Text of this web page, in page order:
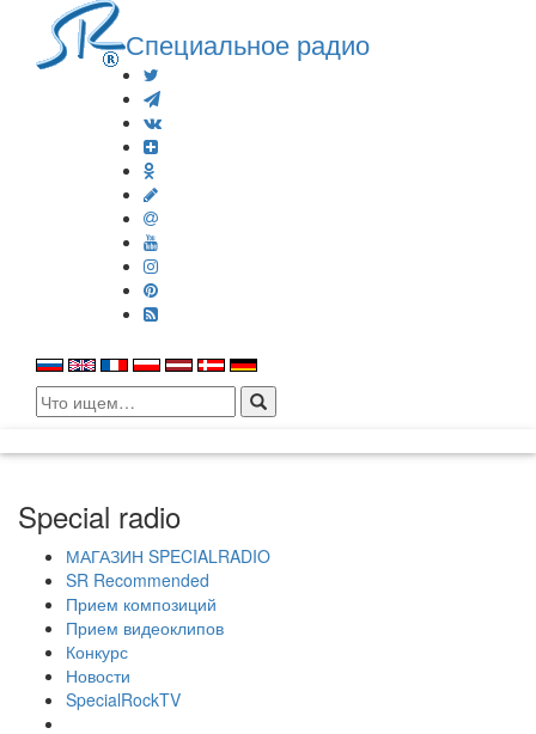
Специальное радио
Search
for:
Special radio
МАГАЗИН SPECIALRADIO
SR Recommended
Прием композиций
Прием видеоклипов
Конкурс
Новости
SpecialRockTV